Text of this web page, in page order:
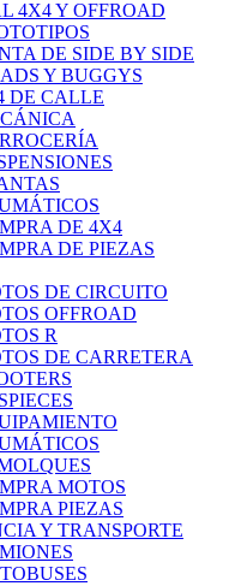
4X4 Y OFFROAD
DE SIDE BY SIDE
Y BUGGYS
DE CALLE
DE 4X4
DE PIEZAS
DE CIRCUITO
OFFROAD
R
DE CARRETERA
MOTOS
PIEZAS
Y TRANSPORTE